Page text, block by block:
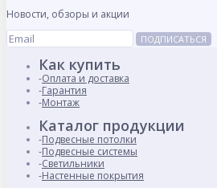
Новости, обзоры и акции
ПОДПИСАТЬСЯ
Как купить
Оплата и доставка
Гарантия
Монтаж
Каталог продукции
Подвесные потолки
Подвесные системы
Светильники
Настенные покрытия